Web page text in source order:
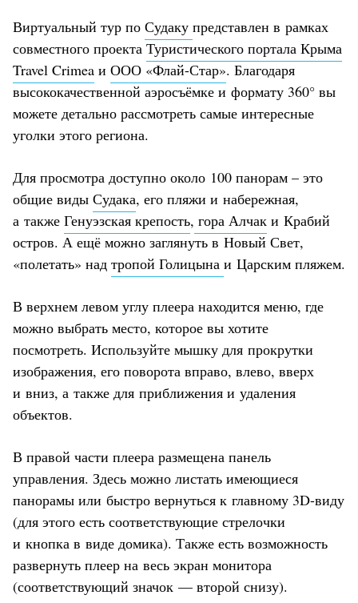
Виртуальный тур по Судаку представлен в рамках
совместного проекта Туристического портала Крыма
Travel Crimea и ООО «Флай-Стар». Благодаря
высококачественной аэросъёмке и формату 360° вы
можете детально рассмотреть самые интересные
уголки этого региона.
Для просмотра доступно около 100 панорам – это
общие виды Судака, его пляжи и набережная,
а также Генуэзская крепость, гора Алчак и Крабий
остров. А ещё можно заглянуть в Новый Свет,
«полетать» над тропой Голицына и Царским пляжем.
В верхнем левом углу плеера находится меню, где
можно выбрать место, которое вы хотите
посмотреть. Используйте мышку для прокрутки
изображения, его поворота вправо, влево, вверх
и вниз, а также для приближения и удаления
объектов.
В правой части плеера размещена панель
управления. Здесь можно листать имеющиеся
панорамы или быстро вернуться к главному 3D-виду
(для этого есть соответствующие стрелочки
и кнопка в виде домика). Также есть возможность
развернуть плеер на весь экран монитора
(соответствующий значок — второй снизу).